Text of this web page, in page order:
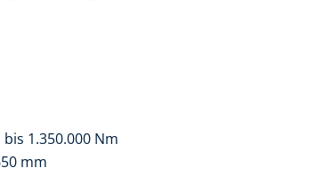
1.350.000 Nm
mm